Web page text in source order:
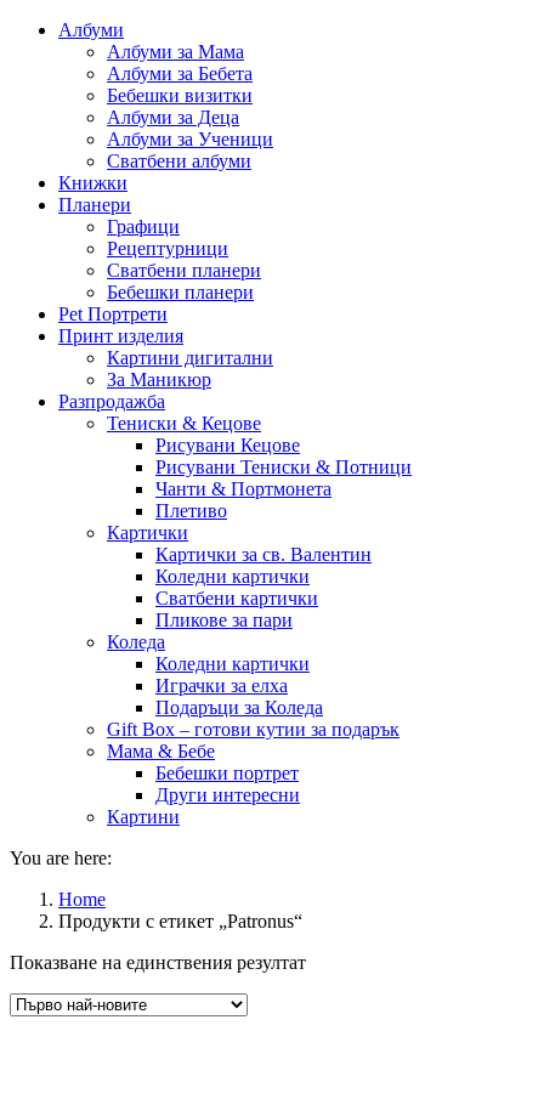
Албуми
Албуми за Мама
Албуми за Бебета
Бебешки визитки
Албуми за Деца
Албуми за Ученици
Сватбени албуми
Книжки
Планери
Графици
Рецептурници
Сватбени планери
Бебешки планери
Pet Портрети
Принт изделия
Картини дигитални
За Маникюр
Разпродажба
Тениски & Кецове
Рисувани Кецове
Рисувани Тениски & Потници
Чанти & Портмонета
Плетиво
Картички
Картички за св. Валентин
Коледни картички
Сватбени картички
Пликове за пари
Коледа
Коледни картички
Играчки за елха
Подаръци за Коледа
Gift Box – готови кутии за подарък
Мама & Бебе
Бебешки портрет
Други интересни
Картини
You are here:
Home
Продукти с етикет „Patronus“
Показване на единствения резултат